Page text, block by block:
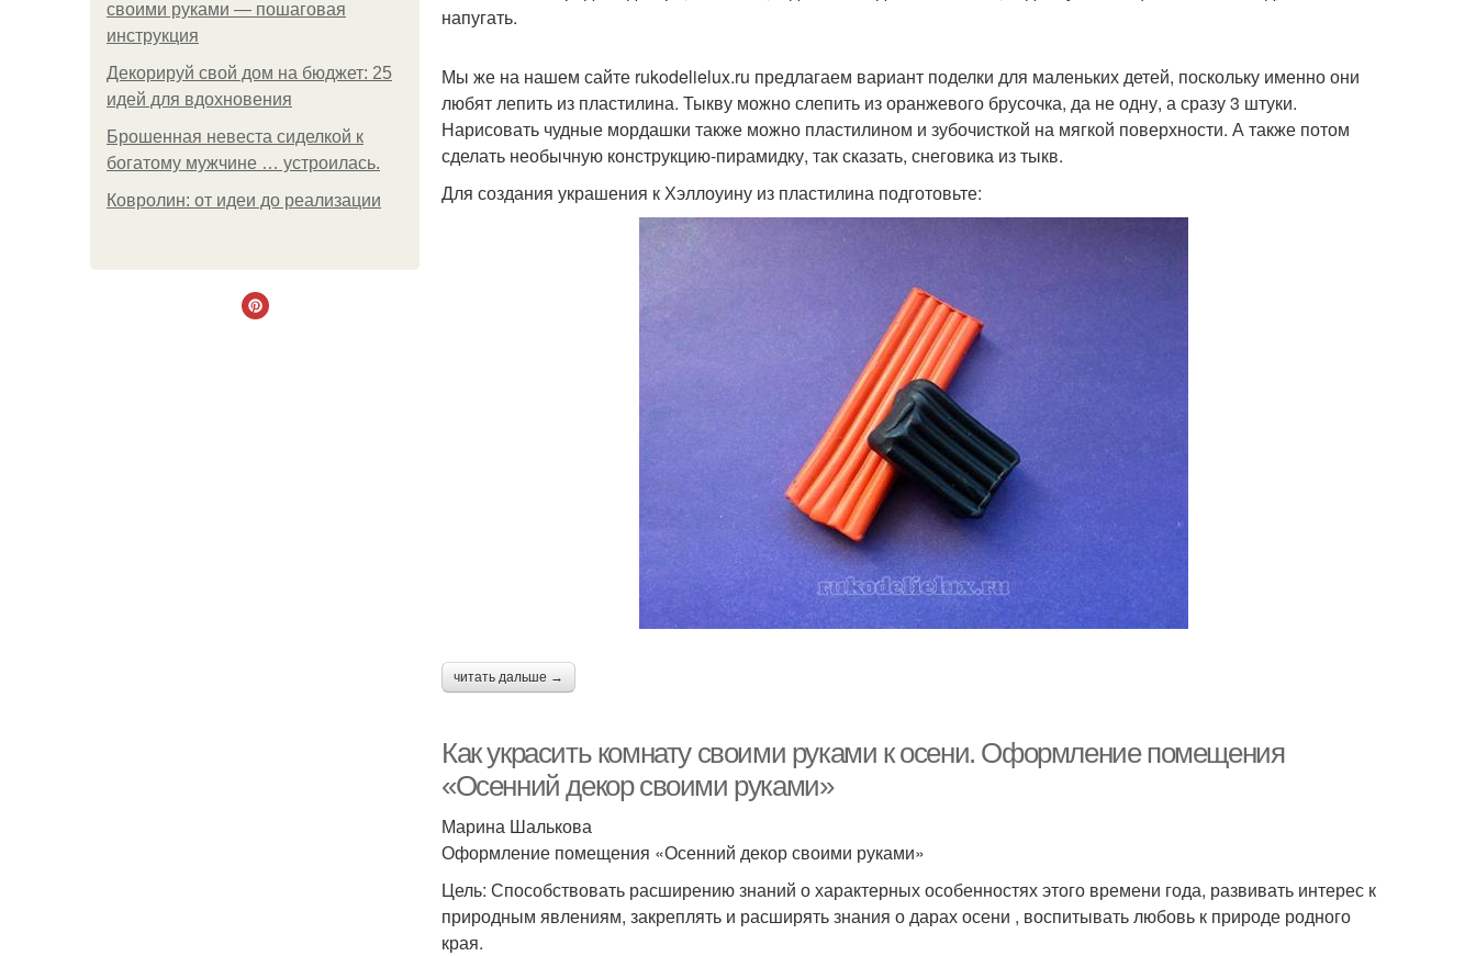
своими руками — пошаговая
инструкция
Декорируй свой дом на бюджет: 25
идей для вдохновения
Брошенная невеста сиделкой к
богатому мужчине … устроилась.
Ковролин: от идеи до реализации
напугать.
Мы же на нашем сайте rukodelielux.ru предлагаем вариант поделки для маленьких детей, поскольку именно они
любят лепить из пластилина. Тыкву можно слепить из оранжевого брусочка, да не одну, а сразу 3 штуки.
Нарисовать чудные мордашки также можно пластилином и зубочисткой на мягкой поверхности. А также потом
сделать необычную конструкцию-пирамидку, так сказать, снеговика из тыкв.
Для создания украшения к Хэллоуину из пластилина подготовьте:
читать дальше →
Как украсить комнату своими руками к осени. Оформление помещения
«Осенний декор своими руками»
Марина Шалькова
Оформление помещения «Осенний декор своими руками»
Цель: Способствовать расширению знаний о характерных особенностях этого времени года, развивать интерес к
природным явлениям, закреплять и расширять знания о дарах осени , воспитывать любовь к природе родного
края.